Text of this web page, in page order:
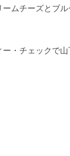
ムチーズとブ
・チェックで山